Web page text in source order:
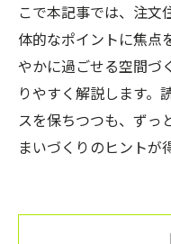
こで本記事では、注文
体的なポイントに焦点
やかに過ごせる空間づ
りやすく解説します。
スを保ちつつも、ずっ
まいづくりのヒントが